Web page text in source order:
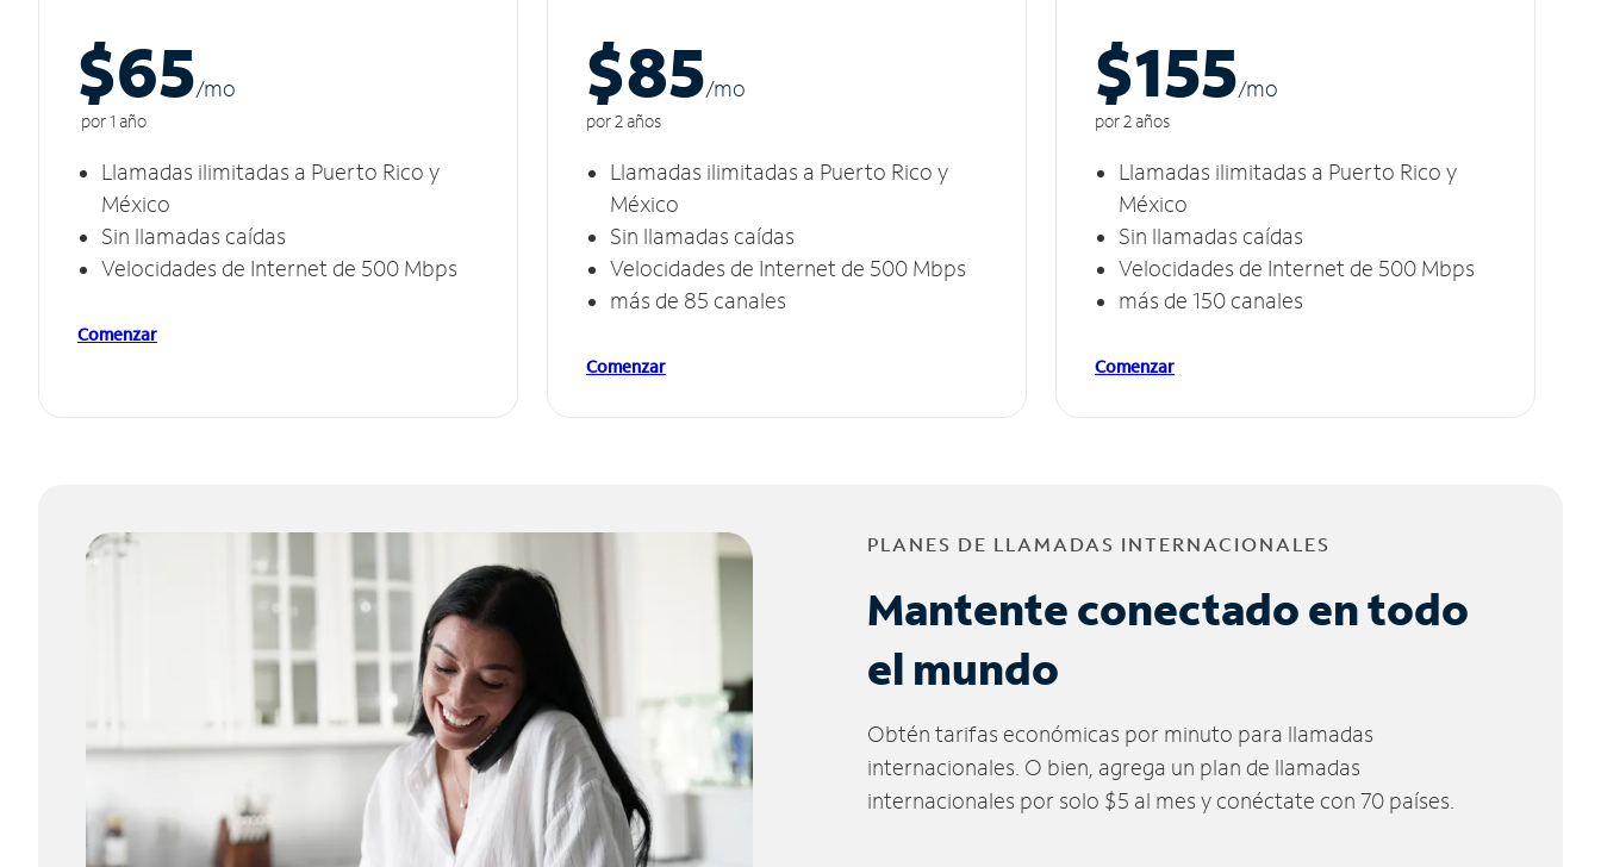
$65/mo
por 1 año
Llamadas ilimitadas a Puerto Rico y
México
Sin llamadas caídas
Velocidades de Internet de 500 Mbps
Comenzar
$85/mo
por 2 años
Llamadas ilimitadas a Puerto Rico y
México
Sin llamadas caídas
Velocidades de Internet de 500 Mbps
más de 85 canales
Comenzar
$155/mo
por 2 años
Llamadas ilimitadas a Puerto Rico y
México
Sin llamadas caídas
Velocidades de Internet de 500 Mbps
más de 150 canales
Comenzar
PLANES DE LLAMADAS INTERNACIONALES
Mantente conectado en todo
el mundo
Obtén tarifas económicas por minuto para llamadas
internacionales. O bien, agrega un plan de llamadas
internacionales por solo $5 al mes y conéctate con 70 países.